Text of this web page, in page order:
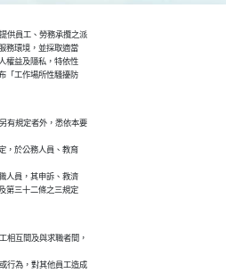
供員工、勞務承攬之派
務環境，並採取適當
權益及隱私，特依性
「工作場所性騷擾防
有規定者外，悉依本要
，於公務人員、教育
人員，其申訴、救濟
第三十二條之三規定
相互間及與求職者間，
行為，對其他員工造成